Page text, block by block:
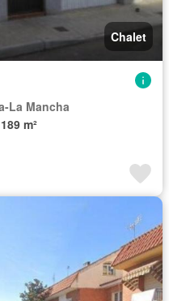
Chalet
La Mancha
189 m²